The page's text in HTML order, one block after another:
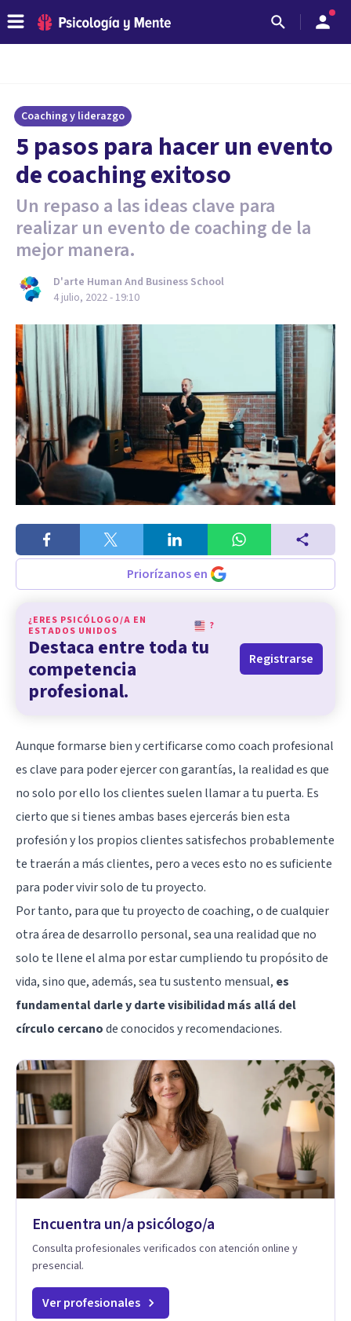
Coaching y liderazgo
5 pasos para hacer un evento
de coaching exitoso
Un repaso a las ideas clave para
realizar un evento de coaching de la
mejor manera.
D'arte Human And Business School
4 julio, 2022 - 19:10
Priorízanos en
¿ERES PSICÓLOGO/A EN
ESTADOS UNIDOS
?
Destaca entre toda tu
competencia
profesional.
Registrarse
Aunque formarse bien y certificarse como coach profesional
es clave para poder ejercer con garantías, la realidad es que
no solo por ello los clientes suelen llamar a tu puerta. Es
cierto que si tienes ambas bases ejercerás bien esta
profesión y los propios clientes satisfechos probablemente
te traerán a más clientes, pero a veces esto no es suficiente
para poder vivir solo de tu proyecto.
Por tanto, para que tu proyecto de coaching, o de cualquier
otra área de desarrollo personal, sea una realidad que no
solo te llene el alma por estar cumpliendo tu propósito de
vida, sino que, además, sea tu sustento mensual, es
fundamental darle y darte visibilidad más allá del
círculo cercanode conocidos y recomendaciones.
Encuentra un/a psicólogo/a
Consulta profesionales verificados con atención online y
presencial.
Ver profesionales